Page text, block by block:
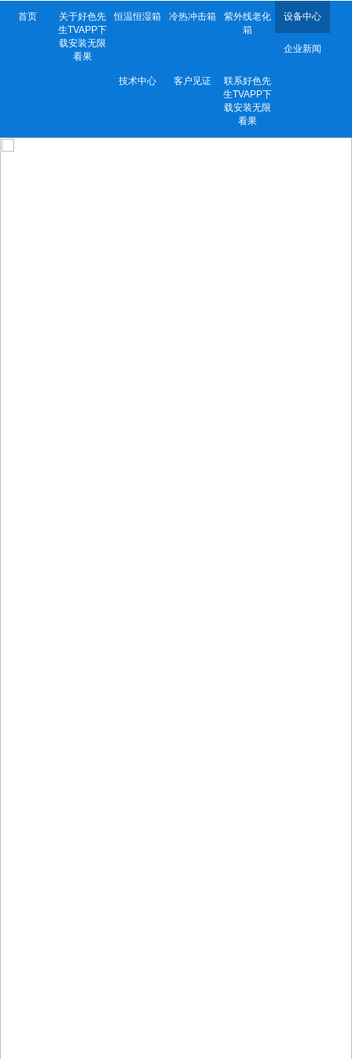
首页
关于好色先
生TVAPP下
载安装无限
看果
恒温恒湿箱 冷热冲击箱
紫外线老化
箱
设备中心
企业新闻
技术中心 客户见证
联系好色先
生TVAPP下
载安装无限
看果